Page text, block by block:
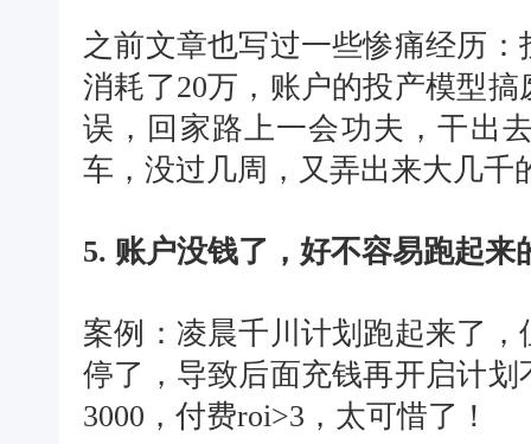
之前文章也写过一些惨痛经历
消耗了20万，账户的投产模型
误，回家路上一会功夫，干出
车，没过几周，又弄出来大几千
5. 账户没钱了，好不容易跑起来
案例：凌晨千川计划跑起来了
停了，导致后面充钱再开启计
3000，付费roi>3，太可惜了！